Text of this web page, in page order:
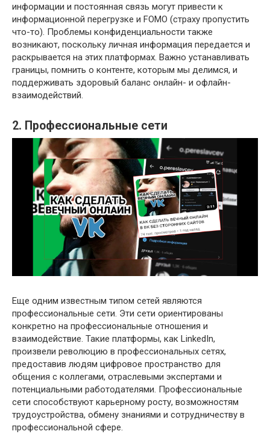
информации и постоянная связь могут привести к
информационной перегрузке и FOMO (страху пропустить
что-то). Проблемы конфиденциальности также
возникают, поскольку личная информация передается и
раскрывается на этих платформах. Важно устанавливать
границы, помнить о контенте, которым мы делимся, и
поддерживать здоровый баланс онлайн- и офлайн-
взаимодействий.
2. Профессиональные сети
Еще одним известным типом сетей являются
профессиональные сети. Эти сети ориентированы
конкретно на профессиональные отношения и
взаимодействие. Такие платформы, как LinkedIn,
произвели революцию в профессиональных сетях,
предоставив людям цифровое пространство для
общения с коллегами, отраслевыми экспертами и
потенциальными работодателями. Профессиональные
сети способствуют карьерному росту, возможностям
трудоустройства, обмену знаниями и сотрудничеству в
профессиональной сфере.